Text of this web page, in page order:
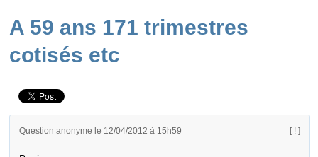
A 59 ans 171 trimestres
cotisés etc
Question anonyme le 12/04/2012 à 15h59 [ ! ]